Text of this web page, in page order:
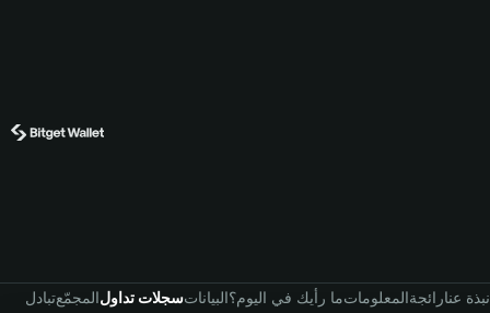
تبادلالمجمّعسجلات تداولالبياناتما رأيك في اليوم؟المعلوماترائجةنبذة عنا